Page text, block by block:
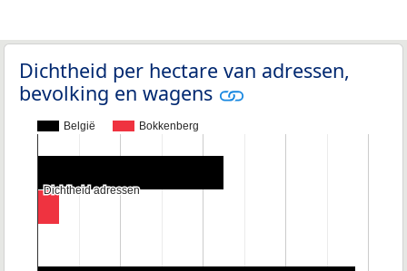
Dichtheid per hectare van adressen,
bevolking en wagens
België Bokkenberg
Dichtheid adressen
Dichtheid adressen